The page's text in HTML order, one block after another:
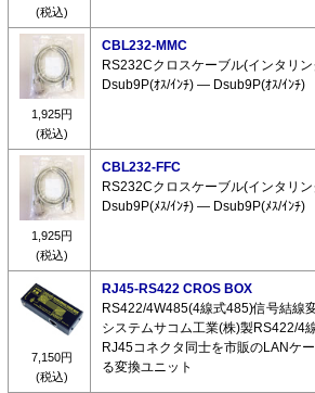
(税込)
1,925円
(税込)
CBL232-MMC
RS232Cクロスケーブル(インタリ
Dsub9P(ｵｽ/ｲﾝﾁ) ― Dsub9P(ｵｽ/ｲﾝﾁ)
1,925円
(税込)
CBL232-FFC
RS232Cクロスケーブル(インタリ
Dsub9P(ﾒｽ/ｲﾝﾁ) ― Dsub9P(ﾒｽ/ｲﾝﾁ)
7,150円
(税込)
RJ45-RS422 CROS BOX
RS422/4W485(4線式485)信号結線
システムサコム工業(株)製RS422/4
RJ45コネクタ同士を市販のLANケ
る変換ユニット